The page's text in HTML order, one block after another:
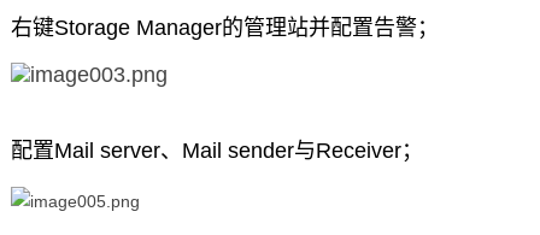
右键Storage Manager的管理站并配置告警；
配置Mail server、Mail sender与Receiver；